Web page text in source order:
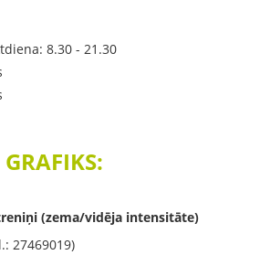
8.30 - 21.30
(zema/vidēja intensitāte)
27469019)